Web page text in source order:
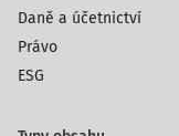
Daně a účetnictví
Právo
ESG